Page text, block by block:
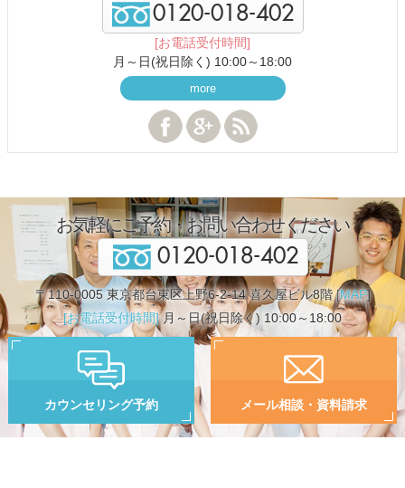
0120-018-402
[お電話受付時間]
月～日(祝日除く) 10:00～18:00
more
お気軽にご予約・お問い合わせください
0120-018-402
〒110-0005 東京都台東区上野6-2-14 喜久屋ビル8階 [MAP]
[お電話受付時間]月～日(祝日除く) 10:00～18:00
カウンセリング予約 メール相談・資料請求